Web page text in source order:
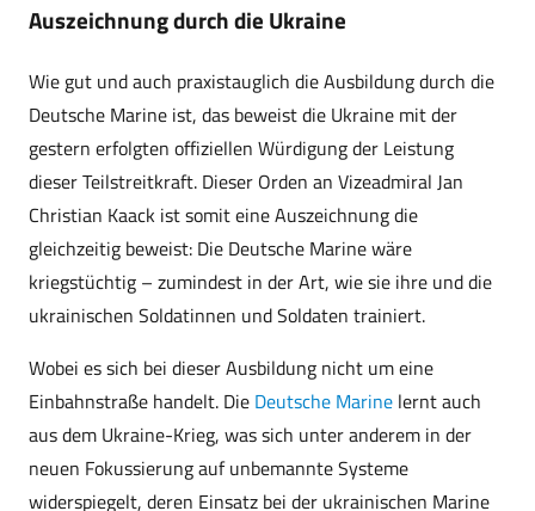
Auszeichnung durch die Ukraine
Wie gut und auch praxistauglich die Ausbildung durch die
Deutsche Marine ist, das beweist die Ukraine mit der
gestern erfolgten offiziellen Würdigung der Leistung
dieser Teilstreitkraft. Dieser Orden an Vizeadmiral Jan
Christian Kaack ist somit eine Auszeichnung die
gleichzeitig beweist: Die Deutsche Marine wäre
kriegstüchtig – zumindest in der Art, wie sie ihre und die
ukrainischen Soldatinnen und Soldaten trainiert.
Wobei es sich bei dieser Ausbildung nicht um eine
Einbahnstraße handelt. Die Deutsche Marine lernt auch
aus dem Ukraine-Krieg, was sich unter anderem in der
neuen Fokussierung auf unbemannte Systeme
widerspiegelt, deren Einsatz bei der ukrainischen Marine